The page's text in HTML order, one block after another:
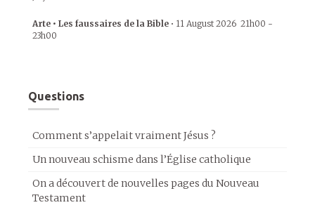
Arte • Les faussaires de la Bible • 11 August 2026 21h00 -
23h00
Questions
Comment s’appelait vraiment Jésus ?
Un nouveau schisme dans l’Église catholique
On a découvert de nouvelles pages du Nouveau
Testament